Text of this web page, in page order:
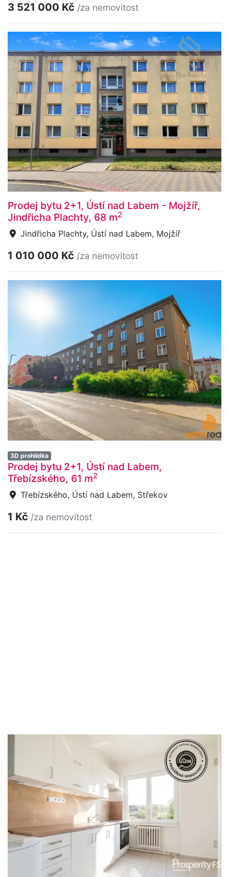
3 521 000 Kč /za nemovitost
Prodej bytu 2+1, Ústí nad Labem - Mojžíř,
Jindřicha Plachty, 68 m2
Jindřicha Plachty, Ústí nad Labem, Mojžíř
1 010 000 Kč /za nemovitost
3D prohlídka
Prodej bytu 2+1, Ústí nad Labem,
Třebízského, 61 m2
Třebízského, Ústí nad Labem, Střekov
1 Kč /za nemovitost